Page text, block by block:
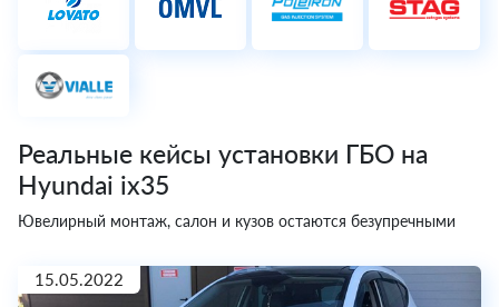
Реальные кейсы установки ГБО на
Hyundai ix35
Ювелирный монтаж, салон и кузов остаются безупречными
15.05.2022